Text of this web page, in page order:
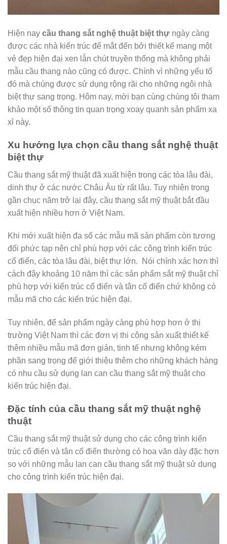
Hiện nay cầu thang sắt nghệ thuật biệt thự ngày càng
được các nhà kiến trúc để mắt đến bởi thiết kế mang một
vẻ đẹp hiện đại xen lẫn chút truyền thống mà không phải
mẫu cầu thang nào cũng có được. Chính vì những yếu tố
đó mà chúng được sử dụng rộng rãi cho những ngôi nhà
biệt thự sang trọng. Hôm nay, mời bạn cùng chúng tôi tham
khảo một số thông tin quan trọng xoay quanh sản phẩm xa
xỉ này.
Xu hướng lựa chọn cầu thang sắt nghệ thuật
biệt thự
Cầu thang sắt mỹ thuật đã xuất hiện trong các tòa lâu đài,
dinh thự ở các nước Châu Âu từ rất lâu. Tuy nhiên trong
gần chục năm trở lại đây, cầu thang sắt mỹ thuật bắt đầu
xuất hiện nhiều hơn ở Việt Nam.
Khi mới xuất hiện đa số các mẫu mã sản phẩm còn tương
đối phức tạp nên chỉ phù hợp với các công trình kiến trúc
cổ điển, các tòa lâu đài, biệt thự lớn. Nói chính xác hơn thì
cách đây khoảng 10 năm thì các sản phẩm sắt mỹ thuật chỉ
phù hợp với kiến trúc cổ điển và tân cổ điển chứ không có
mẫu mã cho các kiến trúc hiện đại.
Tuy nhiên, để sản phẩm ngày càng phù hợp hơn ở thị
trường Việt Nam thì các đơn vị thi công sản xuất thiết kế
thêm nhiều mẫu mã đơn giản, tinh tế nhưng không kém
phần sang trọng để giới thiệu thêm cho những khách hàng
có nhu cầu sử dụng lan can cầu thang sắt mỹ thuật cho
kiến trúc hiện đại.
Đặc tính của cầu thang sắt mỹ thuật nghệ
thuật
Cầu thang sắt mỹ thuật sử dụng cho các công trình kiến
trúc cổ điển và tân cổ điển thường có hoa văn dày đặc hơn
so với những mẫu lan can cầu thang sắt mỹ thuật sử dụng
cho công trình kiến trúc hiện đại.